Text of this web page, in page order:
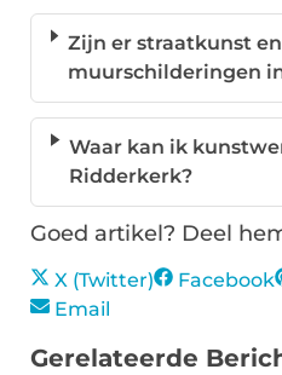
Zijn er straatkunst en
muurschilderingen
Waar kan ik
Ridderkerk?
Goed artikel? Deel
X (Twitter) Facebook
Email
Gerelateerde